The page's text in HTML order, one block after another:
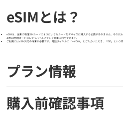
eSIMとは？
eSIMは、従来の物理SIMカードのように小さなカードをデバイスに挿入する必要がありません。その
あれば物理カードなしでモバイルプランを簡単に利用できます。
ご利用にはeSIM対応の端末が必要です。電話ダイヤルに「＊#06#」とご入力いただき、「EID」という
プラン情報
購入前確認事項